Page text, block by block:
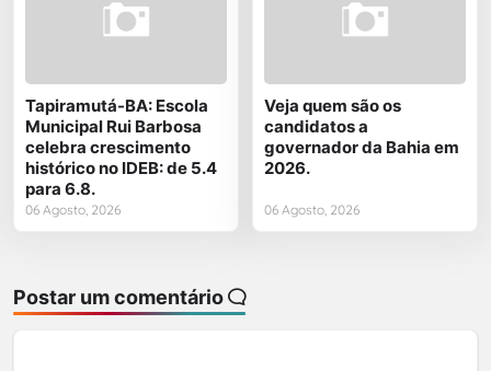
Tapiramutá-BA: Escola
Municipal Rui Barbosa
celebra crescimento
histórico no IDEB: de 5.4
para 6.8.
06 Agosto, 2026
Veja quem são os
candidatos a
governador da Bahia em
2026.
06 Agosto, 2026
Postar um comentário